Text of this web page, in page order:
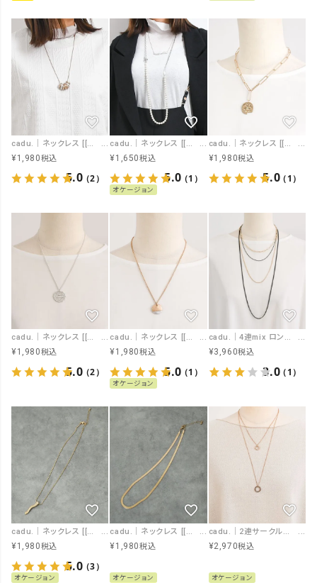
cadu.｜ネックレス [[MN-250624]][F]
¥1,980税込
5.0（2）
cadu.｜ネックレス [[MN-250623]][F]
¥1,650税込
5.0（1）
オケージョン
cadu.｜ネックレス [[MN-250621]][F]
¥1,980税込
5.0（1）
cadu.｜ネックレス [[MN-250620]][F]
¥1,980税込
5.0（2）
cadu.｜ネックレス [[MN-250619]][F]
¥1,980税込
5.0（1）
オケージョン
cadu.｜4連mix ロングネックレス [[MN-250609]][F]
¥3,960税込
3.0（1）
cadu.｜ネックレス [[MN-250622]][F]
¥1,980税込
5.0（3）
オケージョン
cadu.｜ネックレス [[MN-250615]][F]
¥1,980税込
オケージョン
cadu.｜2連サークルロングネックレス [[MN-250606]][F]
¥2,970税込
オケージョン